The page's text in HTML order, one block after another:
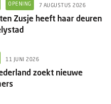
OPENING 7 AUGUSTUS 2026
Zusje heeft haar deuren
11 JUNI 2026
zoekt nieuwe